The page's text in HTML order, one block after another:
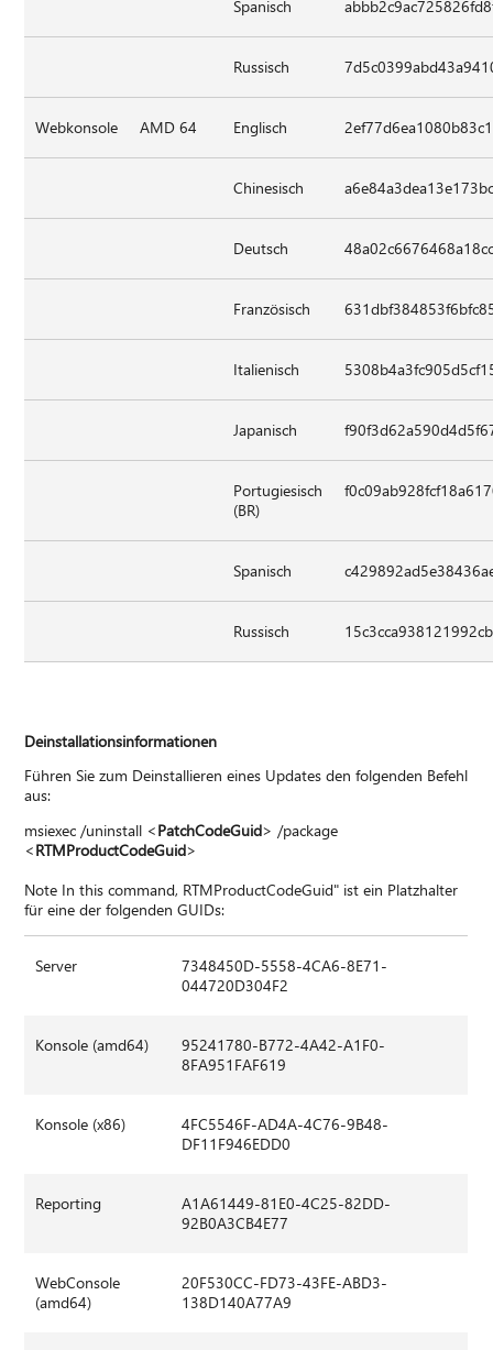
Spanisch
Russisch
Webkonsole AMD 64 Englisch
Chinesisch
Deutsch
Französisch
Italienisch
Japanisch
Portugiesisch
(BR)
Spanisch
Russisch
Deinstallationsinformationen
Führen Sie zum Deinstallieren eines Updates den folgenden Befehl
aus:
msiexec /uninstall <PatchCodeGuid> /package
<RTMProductCodeGuid>
Note In this command, RTMProductCodeGuid" ist ein Platzhalter
für eine der folgenden GUIDs:
Server
7348450D-5558-4CA6-8E71-
044720D304F2
Konsole (amd64)
95241780-B772-4A42-A1F0-
8FA951FAF619
Konsole (x86)
4FC5546F-AD4A-4C76-9B48-
DF11F946EDD0
Reporting
A1A61449-81E0-4C25-82DD-
92B0A3CB4E77
WebConsole
(amd64)
20F530CC-FD73-43FE-ABD3-
138D140A77A9